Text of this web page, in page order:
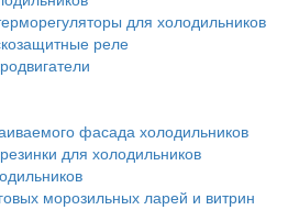
для холодильников
реле
фасада холодильников
для холодильников
морозильных ларей и витрин